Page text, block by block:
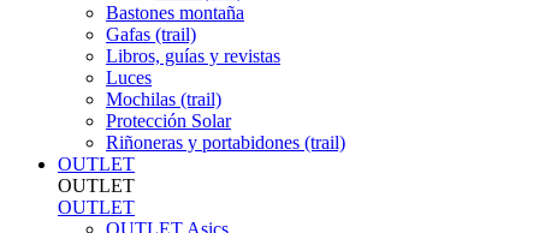
Bastones montaña
Gafas (trail)
Libros, guías y revistas
Luces
Mochilas (trail)
Protección Solar
Riñoneras y portabidones (trail)
OUTLET
OUTLET
OUTLET
OUTLET Asics